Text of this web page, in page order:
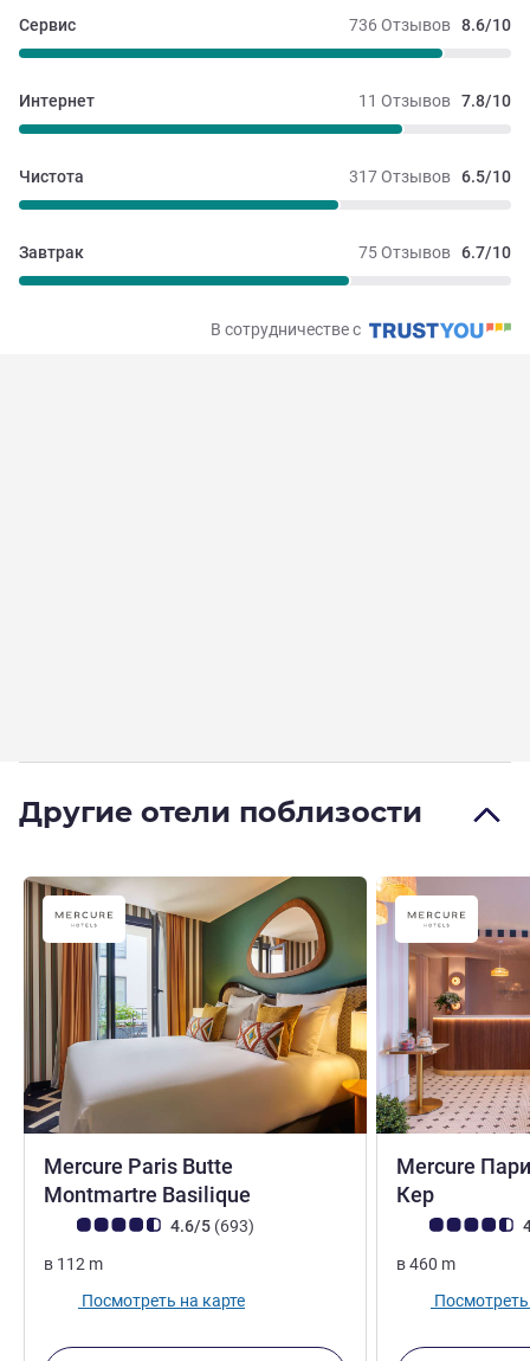
736 Отзывов 8.6/10
Сервис
11 Отзывов 7.8/10
Интернет
317 Отзывов 6.5/10
Чистота
75 Отзывов 6.7/10
Завтрак
В сотрудничестве с
Другие отели поблизости
Mercure Paris Butte
Montmartre Basilique
Примечание: отзывы клиентов (Рейтинг ALL)
4.6/5 (693Отзывов
)
в 112 m
Посмотреть на карте
Mercure
Кер
Примечание:
в460 m
Посмотреть